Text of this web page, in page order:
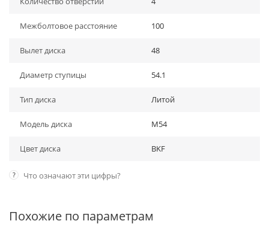
Межболтовое расстояние 100
Вылет диска 48
Диаметр ступицы 54.1
Тип диска Литой
Модель диска M54
Цвет диска BKF
? Что означают эти цифры?
Похожие по параметрам